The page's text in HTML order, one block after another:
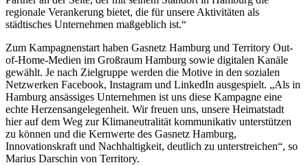
regionale Verankerung bietet, die für unsere Aktivitäten als
städtisches Unternehmen maßgeblich ist.“
Zum Kampagnenstart haben Gasnetz Hamburg und Territory Out-
of-Home-Medien im Großraum Hamburg sowie digitalen Kanäle
gewählt. Je nach Zielgruppe werden die Motive in den sozialen
Netzwerken Facebook, Instagram und LinkedIn ausgespielt. „Als in
Hamburg ansässiges Unternehmen ist uns diese Kampagne eine
echte Herzensangelegenheit. Wir freuen uns, unsere Heimatstadt
hier auf dem Weg zur Klimaneutralität kommunikativ unterstützen
zu können und die Kernwerte des Gasnetz Hamburg,
Innovationskraft und Nachhaltigkeit, deutlich zu unterstreichen“, so
Marius Darschin von Territory.